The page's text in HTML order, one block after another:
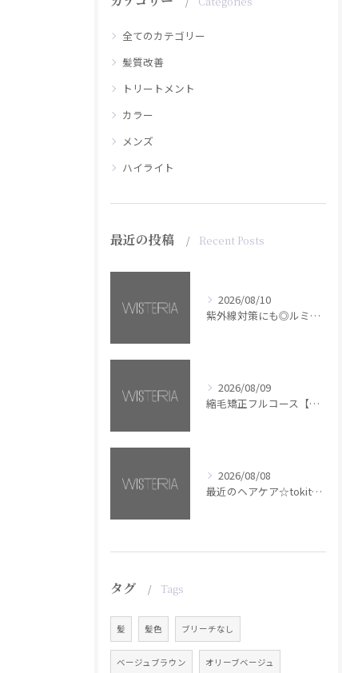
全てのカテゴリー
髪質改善
トリートメント
カラー
メンズ
ハイライト
最近の投稿 Recent Posts
2026/08/10
紫外線対策にも◎ルミナススプレー【銀座・美容室WISTERIA】
2026/08/09
縮毛矯正フルコース【銀座・美容室WISTERIA】
2026/08/08
最近のヘアケア☆tokita【銀座・美容室WISTERIA】
タグ Tags
髪 髪色 ブリーチなし
ベージュブラウン オリーブベージュ